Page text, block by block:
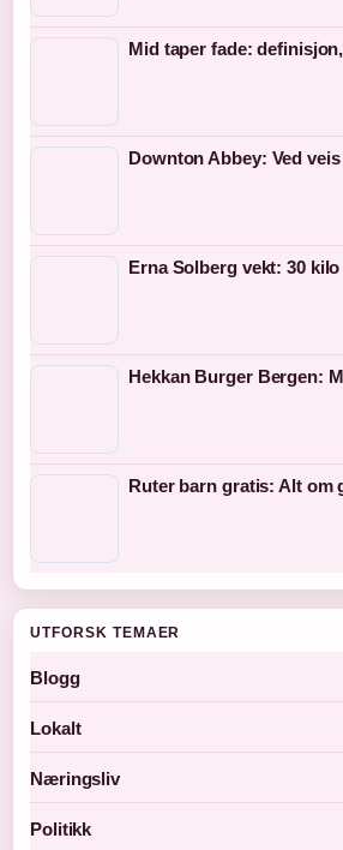
Mid taper fade:
Downton Abbey: Ved
Erna Solberg vekt: 30
Hekkan Burger Bergen:
Ruter barn gratis: Alt om
UTFORSK TEMAER
Blogg
Lokalt
Næringsliv
Politikk